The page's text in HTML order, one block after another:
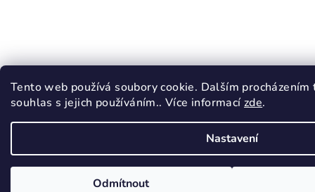
Tento web používá soubory cookie. Dalším
souhlas s jejich používáním.. Více informací zde.
Nastavení
Odmítnout